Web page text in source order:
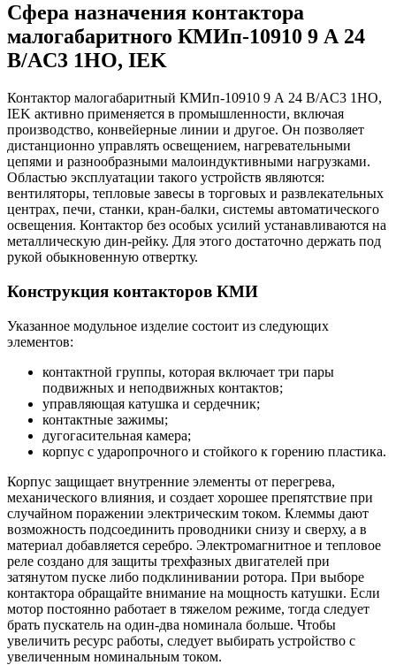
Сфера назначения контактора
малогабаритного КМИп-10910 9 А 24
В/AC3 1НО, IEK
Контактор малогабаритный КМИп-10910 9 А 24 В/AC3 1НО,
IEK активно применяется в промышленности, включая
производство, конвейерные линии и другое. Он позволяет
дистанционно управлять освещением, нагревательными
цепями и разнообразными малоиндуктивными нагрузками.
Областью эксплуатации такого устройств являются:
вентиляторы, тепловые завесы в торговых и развлекательных
центрах, печи, станки, кран-балки, системы автоматического
освещения. Контактор без особых усилий устанавливаются на
металлическую дин-рейку. Для этого достаточно держать под
рукой обыкновенную отвертку.
Конструкция контакторов КМИ
Указанное модульное изделие состоит из следующих
элементов:
контактной группы, которая включает три пары
подвижных и неподвижных контактов;
управляющая катушка и сердечник;
контактные зажимы;
дугогасительная камера;
корпус с ударопрочного и стойкого к горению пластика.
Корпус защищает внутренние элементы от перегрева,
механического влияния, и создает хорошее препятствие при
случайном поражении электрическим током. Клеммы дают
возможность подсоединить проводники снизу и сверху, а в
материал добавляется серебро. Электромагнитное и тепловое
реле создано для защиты трехфазных двигателей при
затянутом пуске либо подклинивании ротора. При выборе
контактора обращайте внимание на мощность катушки. Если
мотор постоянно работает в тяжелом режиме, тогда следует
брать пускатель на один-два номинала больше. Чтобы
увеличить ресурс работы, следует выбирать устройство с
увеличенным номинальным током.